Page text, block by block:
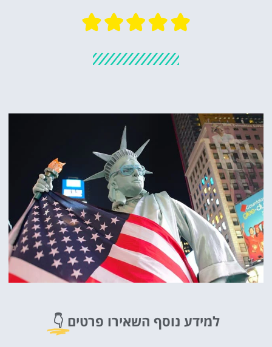
למידע נוסף השאירו פרטים 👇